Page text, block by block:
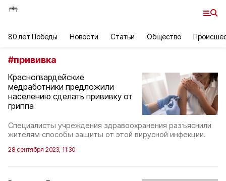
80 лет Победы Новости Статьи Общество
#прививка
Красногвардейские
медработники предложили
населению сделать прививку от
гриппа
Специалисты учреждения здравоохранения разъяснили
жителям способы защиты от этой вирусной инфекции.
28 сентября 2023, 11:30